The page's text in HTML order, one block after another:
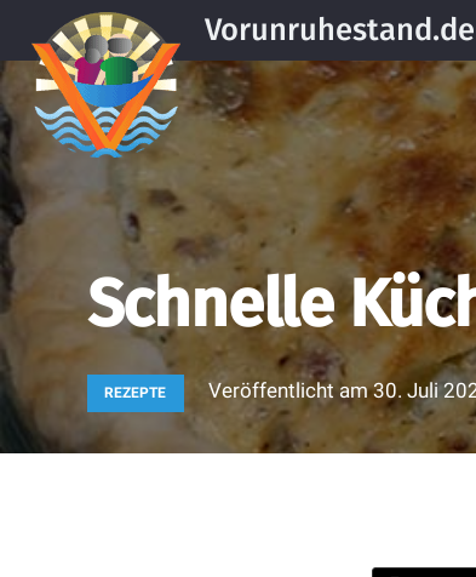
Vorunruhestand.de
Schnelle
REZEPTE Veröffentlicht am30. Juli